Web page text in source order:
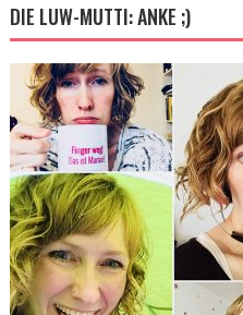
DIE LUW-MUTTI: ANKE ;)